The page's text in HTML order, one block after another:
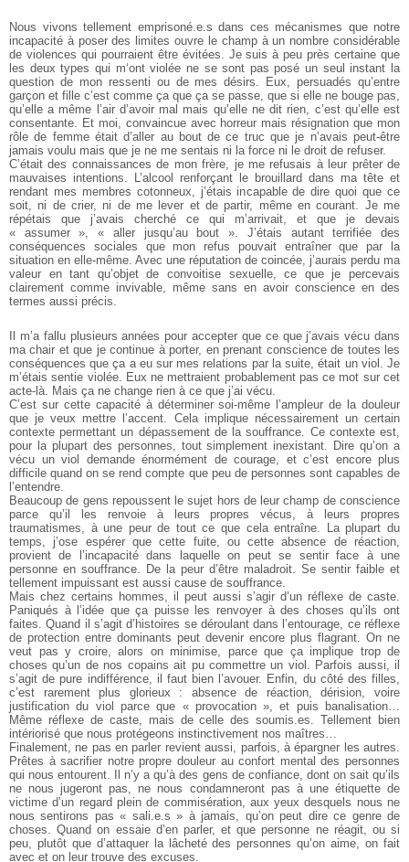
Nous vivons tellement emprisoné.e.s dans ces mécanismes quenotre
incapacité à poser des limites ouvre le champ à un nombre considérable
de violences qui pourraient être évitées. Je suis à peu près certaine que
les deux types qui m‘ont violée ne se sont pas posé un seul instant la
question de mon ressenti ou de mes désirs. Eux, persuadés qu’entre
garçon et fille c’est comme ça que ça se passe, que si elle ne bouge pas,
qu’elle a même l’air d’avoir mal mais qu’elle nedit rien, c’est qu’elle est
consentante. Et moi, convaincue avec horreur mais résignation que mon
rôle de femme était d’aller au bout de ce truc que je n’avais peut-être
jamais voulu mais que je ne me sentais ni la force ni le droit de refuser.
C’était des connaissances de mon frère, je me refusais à leur prêter de
mauvaises intentions. L’alcool renforçant le brouillard dans ma tête et
rendant mes membres cotonneux, j’étais incapable de dire quoi que ce
soit, ni de crier, ni de me lever et de partir, même en courant.
Je me
répétais que j’avais cherché ce qui m’arrivait, et que je devais
« assumer », « aller jusqu’au bout ». J’étais autant terrifiée des
conséquences sociales que mon refus pouvait entraîner que par la
situation en elle-même. Avec une réputation de coincée, j’aurais perdu ma
valeur en tant qu’objet de convoitise sexuelle, ce que je percevais
clairement comme invivable, même sans en avoir conscience en des
termes aussi précis.
Il m’a fallu plusieurs années pour accepter que ce que j’avais vécu dans
ma chair et que je continue à porter, en prenant consciencede toutes les
conséquences que ça a eu sur mes relations par la suite, était un viol. Je
m’étais sentie violée. Eux ne mettraient probablementpas ce mot sur cet
acte-là. Mais ça ne change rien à ce que j’ai vécu.
C’est sur cette capacité à déterminer soi-même l’ampleur de la douleur
que je veux mettre l’accent. Cela implique nécessairementun certain
contexte permettant un dépassement de la souffrance. Cecontexte est,
pour la plupart des personnes, tout simplement inexistant.
Dire qu’on a
vécu un viol demande énormément de courage, et c’est encore plus
difficile quand on se rend compte que peu de personnes sont capables de
l’entendre.
Beaucoup de gens repoussent le sujet hors de leur champ de conscience
parce qu’il les renvoie à leurs propres vécus, à leurs propres
traumatismes, à une peur de tout ce que cela entraîne. Laplupart du
temps, j’ose espérer que cette fuite, ou cette absence deréaction,
provient de l’incapacité dans laquelle on peut se sentir face à une
personne en souffrance. De la peur d’être maladroit. Se sentir faible et
tellement impuissant est aussi cause de souffrance.
Mais chez certains hommes, il peut aussi s’agir d’un réflexe de caste.
Paniqués à l’idée que ça puisse les renvoyer à des choses qu’ils ont
faites. Quand il s’agit d’histoires se déroulant dans l’entourage, ceréflexe
de protection entre dominants peut devenir encore plus flagrant.
On ne
veut pas y croire, alors on minimise, parce que ça implique tropde
choses qu’un de nos copains ait pu commettre un viol. Parfois aussi,
il
s’agit de pure indifférence, il faut bien l’avouer. Enfin, du côté des filles,
c’est rarement plus glorieux : absence de réaction, dérision, voire
justification du viol parce que « provocation », et puis banalisation…
Même réflexe de caste, mais de celle des soumis.es. Tellement bien
intériorisé que nous protégeons instinctivement nos maîtres…
Finalement, ne pas en parler revient aussi, parfois, à épargner les autres.
Prêtes à sacrifier notre propre douleur au confort mental des personnes
qui nous entourent. Il n’y a qu’à des gens de confiance, donton sait qu’ils
ne nous jugeront pas, ne nous condamneront pas à uneétiquette de
victime d’un regard plein de commisération, aux yeux desquels nous ne
nous sentirons pas « sali.e.s » à jamais, qu’on peut direce genre de
choses. Quand on essaie d’en parler, et que personne neréagit, ou si
peu, plutôt que d’attaquer la lâcheté des personnes qu’on aime, on fait
avec et on leur trouve des excuses.